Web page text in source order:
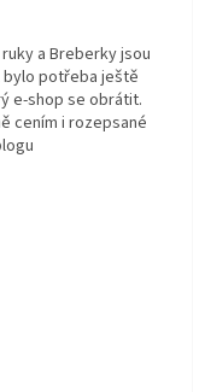
a Breberky jsou
bylo potřeba ještě
e-shop se obrátit.
cením i rozepsané